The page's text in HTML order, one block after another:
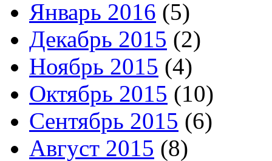
Январь 2016 (5)
Декабрь 2015 (2)
Ноябрь 2015 (4)
Октябрь 2015 (10)
Сентябрь 2015 (6)
Август 2015 (8)